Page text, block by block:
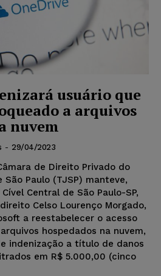
usuário que
a arquivos
nuvem
- 29/04/2023
de Direito Privado do
Paulo (TJSP) manteve,
Central de São Paulo-SP,
Celso Lourenço Morgado,
a reestabelecer o acesso
hospedados na nuvem,
indenização a título de danos
em R$ 5.000,00 (cinco